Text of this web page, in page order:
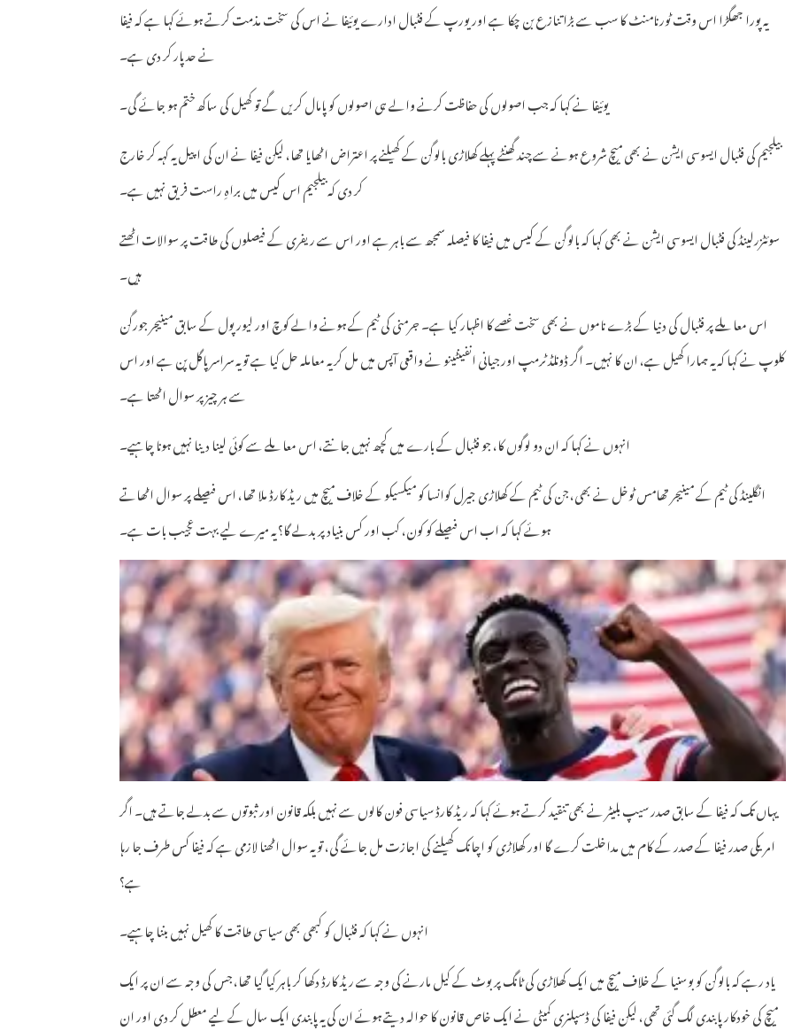
یہ پورا جھگڑا اس وقت ٹورنامنٹ کا سب سے بڑا تنازع بن چکا ہے اور یورپ کے فٹبال ادارے یوئیفا نے اس کی سخت مذمت کرتے ہوئے کہا ہے کہ فیفا
نے حد پار کر دی ہے۔
یوئیفا نے کہا کہ جب اصولوں کی حفاظت کرنے والے ہی اصولوں کو پامال کریں گے تو کھیل کی ساکھ ختم ہو جائے گی۔
بیلجیم کی فٹبال ایسوسی ایشن نے بھی میچ شروع ہونے سے چند گھنٹے پہلے کھلاڑی بالوگن کے کھیلنے پر اعتراض اٹھایا تھا، لیکن فیفا نے ان کی اپیل یہ کہہ کر خارج
کر دی کہ بیلجیم اس کیس میں براہِ راست فریق نہیں ہے۔
سوئٹزرلینڈ کی فٹبال ایسوسی ایشن نے بھی کہا کہ بالوگن کے کیس میں فیفا کا فیصلہ سمجھ سے باہر ہے اور اس سے ریفری کے فیصلوں کی طاقت پر سوالات اٹھتے
ہیں۔
اس معاملے پر فٹبال کی دنیا کے بڑے ناموں نے بھی سخت غصے کا اظہار کیا ہے۔ جرمنی کی ٹیم کے ہونے والے کوچ اور لیورپول کے سابق مینیجر جورگن
کلوپ نے کہا کہ یہ ہمارا کھیل ہے، ان کا نہیں۔ اگر ڈونلڈ ٹرمپ اور جیانی انفینٹینو نے واقعی آپس میں مل کر یہ معاملہ حل کیا ہے تو یہ سراسر پاگل پن ہے اور اس
سے ہر چیز پر سوال اٹھتا ہے۔
انہوں نے کہا کہ ان دو لوگوں کا، جو فٹبال کے بارے میں کچھ نہیں جانتے، اس معاملے سے کوئی لینا دینا نہیں ہونا چاہیے۔
انگلینڈ کی ٹیم کے مینیجر تھامس ٹوخل نے بھی، جن کی ٹیم کے کھلاڑی جیرل کوانسا کو میکسیکو کے خلاف میچ میں ریڈ کارڈ ملا تھا، اس فیصلے پر سوال اٹھاتے
ہوئے کہا کہ اب اس فیصلے کو کون، کب اور کس بنیاد پر بدلے گا؟ یہ میرے لیے بہت عجیب بات ہے۔
یہاں تک کہ فیفا کے سابق صدر سیپ بلیٹر نے بھی تنقید کرتے ہوئے کہا کہ ریڈ کارڈ سیاسی فون کالوں سے نہیں بلکہ قانون اور ثبوتوں سے بدلے جاتے ہیں۔ اگر
امریکی صدر فیفا کے صدر کے کام میں مداخلت کرے گا اور کھلاڑی کو اچانک کھیلنے کی اجازت مل جائے گی، تو یہ سوال اٹھنا لازمی ہے کہ فیفا کس طرف جا رہا
ہے؟
انہوں نے کہا کہ فٹبال کو کبھی بھی سیاسی طاقت کا کھیل نہیں بننا چاہیے۔
یاد رہے کہ بالوگن کو بوسنیا کے خلاف میچ میں ایک کھلاڑی کی ٹانگ پر بوٹ کے کیل مارنے کی وجہ سے ریڈ کارڈ دکھا کر باہر کیا گیا تھا، جس کی وجہ سے ان پر ایک
میچ کی خودکار پابندی لگ گئی تھی، لیکن فیفا کی ڈسپلنری کمیٹی نے ایک خاص قانون کا حوالہ دیتے ہوئے ان کی یہ پابندی ایک سال کے لیے معطل کر دی اور ان